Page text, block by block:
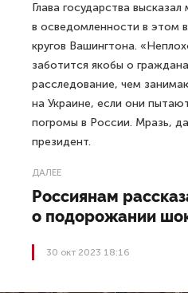
Глава государства
в осведомленности в этом
кругов Вашингтона.
заботится якобы о
расследование, чем
на Украине, если они
погромы в России. Мразь,
президент.
ДАЛЕЕ
Россиянам
о подорожании
30 окт 2023 18:16